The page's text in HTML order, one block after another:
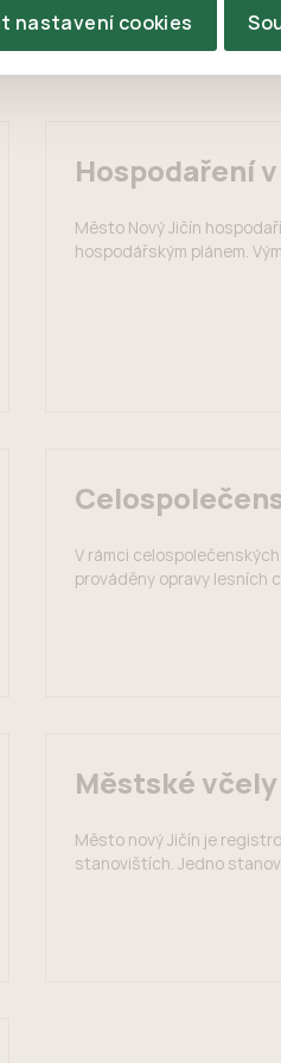
nastavení cookies
Hospodaření
Město Nový Jičín
hospodářským plánem.
Celková výměra
Svinci jsou lesy zvláštního
V rámci
prováděny opravy lesních
udržuje studánky.
Městské včely
Město nový Jičín je
stanovištích. Jedno
městského medu. Na